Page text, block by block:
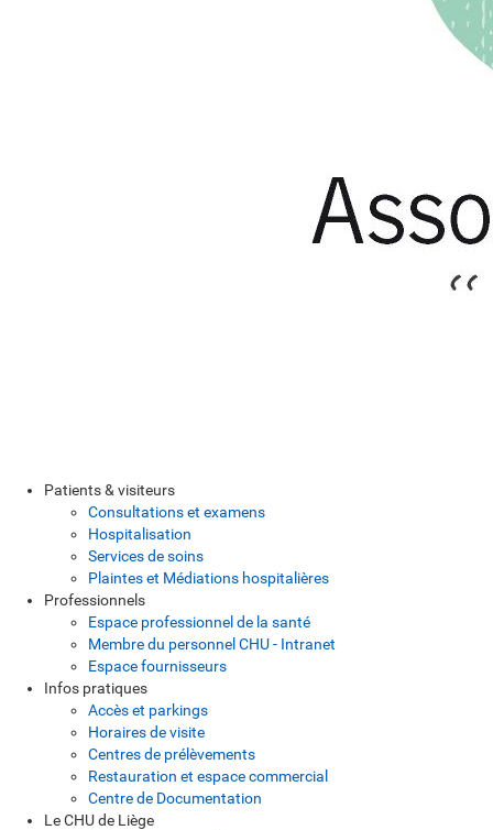
Patients & visiteurs
Consultations et examens
Hospitalisation
Services de soins
Plaintes et Médiations hospitalières
Professionnels
Espace professionnel de la santé
Membre du personnel CHU - Intranet
Espace fournisseurs
Infos pratiques
Accès et parkings
Horaires de visite
Centres de prélèvements
Restauration et espace commercial
Centre de Documentation
Le CHU de Liège